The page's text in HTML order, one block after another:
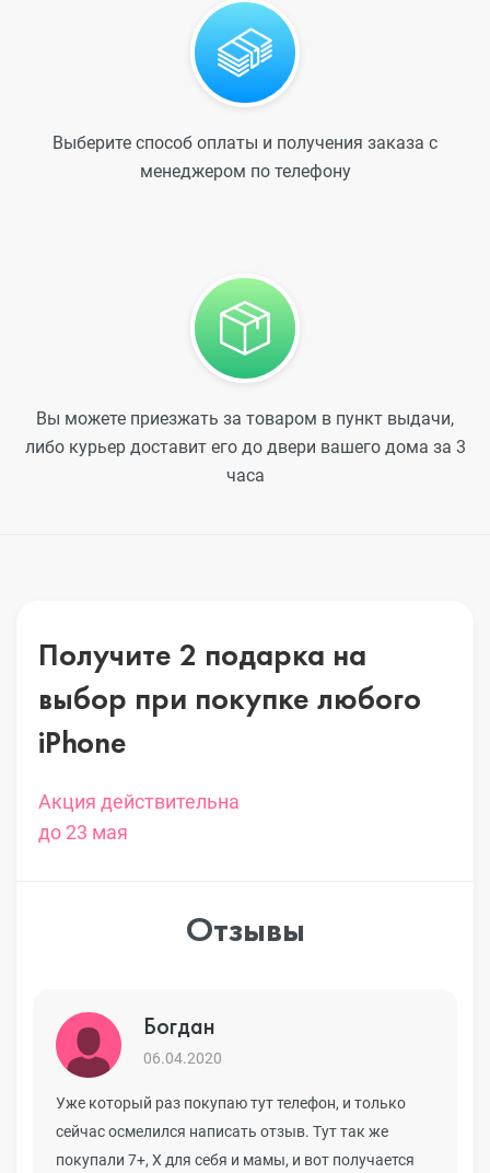
Выберите способ оплаты и получения заказа с
менеджером по телефону
Вы можете приезжать за товаром в пункт выдачи,
либо курьер доставит его до двери вашего дома за 3
часа
Получите 2 подарка на
выбор при покупке любого
iPhone
Акция действительна
до 23 мая
Отзывы
Богдан
06.04.2020
Уже который раз покупаю тут телефон, и только
сейчас осмелился написать отзыв. Тут так же
покупали 7+, Х для себя и мамы, и вот получается